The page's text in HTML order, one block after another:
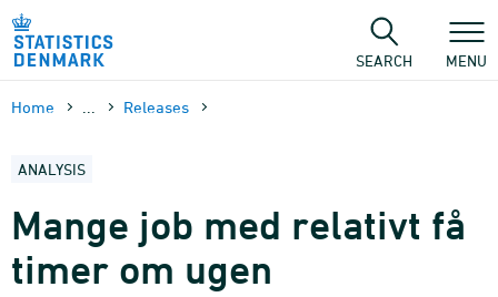
Skip
content
SEARCH MENU
Home Releases
ANALYSIS
Mange job med relativt få
timer om ugen